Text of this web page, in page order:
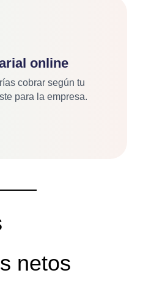
online
cobrar según tu
para la empresa.
netos